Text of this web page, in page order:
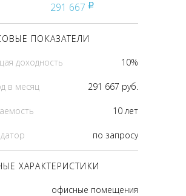
291 667 pуб
ПОКАЗАТЕЛИ
доходность 10%
в месяц 291 667 руб.
10 лет
по запросу
ХАРАКТЕРИСТИКИ
офисные помещения